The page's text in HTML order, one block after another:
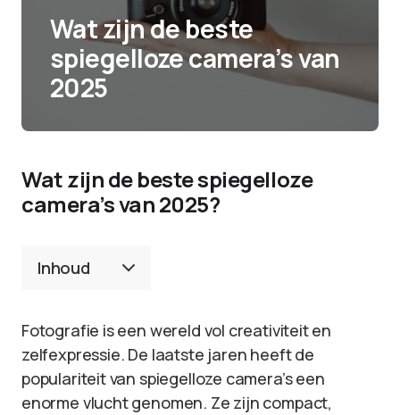
Wat zijn de beste
spiegelloze camera’s van
2025
Wat zijn de beste spiegelloze
camera’s van 2025?
Inhoud
Fotografie is een wereld vol creativiteit en
zelfexpressie. De laatste jaren heeft de
populariteit van spiegelloze camera’s een
enorme vlucht genomen. Ze zijn compact,